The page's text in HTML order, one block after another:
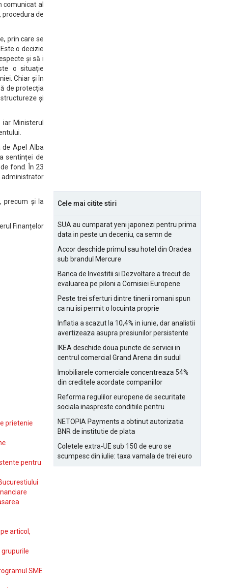
comunicat al
procedura de
prin care se
o decizie
și să i
o situație
Chiar și în
de protecția
și
Ministerul
de Apel Alba
sentinței de
fond. În 23
precum și la
Finanțelor
prietenie
pentru
articol,
SME
Cele mai citite stiri
SUA au cumparat yeni japonezi pentru prima
data in peste un deceniu, ca semn de
Accor deschide primul sau hotel din Oradea
sub brandul Mercure
Banca de Investitii si Dezvoltare a trecut de
evaluarea pe piloni a Comisiei Europene
Peste trei sferturi dintre tinerii romani spun
ca nu isi permit o locuinta proprie
Inflatia a scazut la 10,4% in iunie, dar analistii
avertizeaza asupra presiunilor persistente
IKEA deschide doua puncte de servicii in
centrul comercial Grand Arena din sudul
Imobiliarele comerciale concentreaza 54%
din creditele acordate companiilor
Reforma regulilor europene de securitate
sociala inaspreste conditiile pentru
NETOPIA Payments a obtinut autorizatia
BNR de institutie de plata
Coletele extra-UE sub 150 de euro se
scumpesc din iulie: taxa vamala de trei euro
pe articol, adaugata la taxa logistica